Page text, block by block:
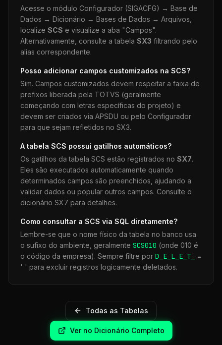
Acesse o módulo Configurador (SIGACFG) → Base de
Dados → Dicionário → Bases de Dados → Arquivos,
localize SCS e visualize a aba "Campos".
Alternativamente, consulte a tabela SX3 filtrando pelo
alias correspondente.
Posso adicionar campos customizados na SCS?
Sim. Campos customizados devem respeitar a faixa de
prefixos liberada pela TOTVS (geralmente
começando com letras específicas do projeto) e
devem ser criados via APSDU ou pelo Configurador
para que sejam refletidos no SX3.
A tabela SCS possui gatilhos automáticos?
Os gatilhos da tabela SCS estão registrados no SX7.
Eles são executados automaticamente quando
determinados campos são preenchidos, ajudando a
validar dados ou popular outros campos. Consulte o
dicionário SX7 para detalhes.
Como consultar a SCS via SQL diretamente?
Lembre-se que o nome físico da tabela no banco usa
o sufixo do ambiente, geralmente SCS010 (onde 010 é
o código da empresa). Sempre filtre por D_E_L_E_T_
=
' ' para excluir registros logicamente deletados.
Todas as Tabelas
Ver no Dicionário Completo